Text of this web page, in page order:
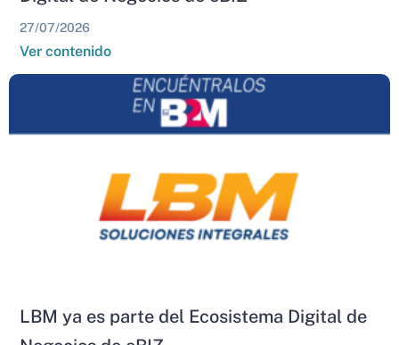
27/07/2026
Ver contenido
LBM ya es parte del Ecosistema Digital de